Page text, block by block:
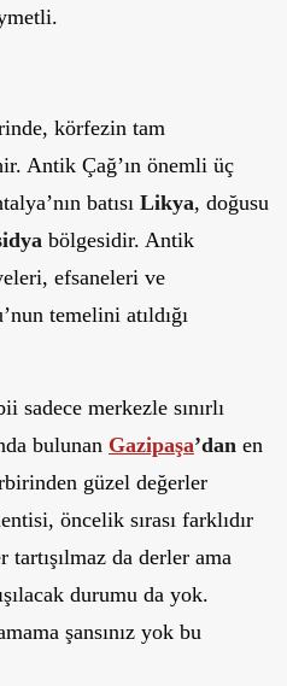
körfezin tam
Antik Çağ’ın önemli üç
batısı Likya, doğusu
bölgesidir. Antik
efsaneleri ve
temelini atıldığı
sadece merkezle sınırlı
bulunan Gazipaşa’dan en
güzel değerler
öncelik sırası farklıdır
da derler ama
durumu da yok.
şansınız yok bu